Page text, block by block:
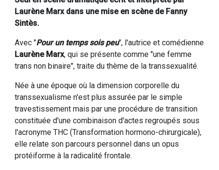
Laurène Marx dans une mise en scène de Fanny
Sintès.
Avec "Pour un temps sois peu", l'autrice et comédienne
Laurène Marx, qui se présente comme "une femme
trans non binaire", traite du thème de la transsexualité.
Née à une époque où la dimension corporelle du
transsexualisme n'est plus assurée par le simple
travestissement mais par une procédure de transition
constituée d'une combinaison d'actes regroupés sous
l'acronyme THC (Transformation hormono-chirurgicale),
elle relate son parcours personnel dans un opus
protéiforme à la radicalité frontale.